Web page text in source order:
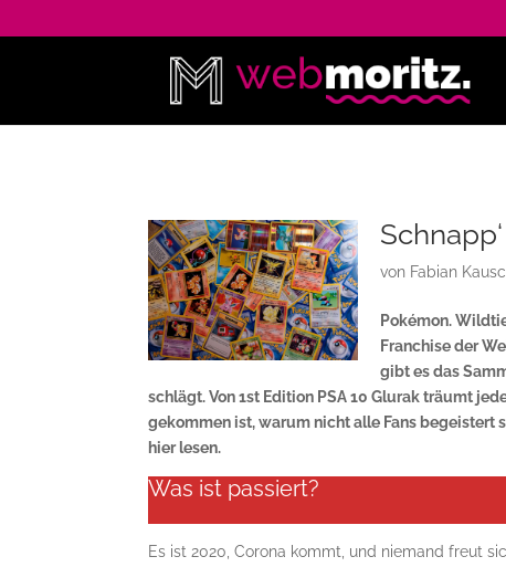
von Fabian
Pokémon.
Franchise der
gibt es das
schlägt. Von 1st Edition PSA 10 Glurak träumt
gekommen ist, warum nicht alle Fans begeistert
hier lesen.
Was ist passiert?
Es ist 2020, Corona kommt, und niemand freut